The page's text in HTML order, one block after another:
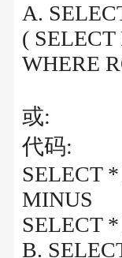
A.
(
WHERE
或:
代码:
SELECT
MINUS
SELECT
B.